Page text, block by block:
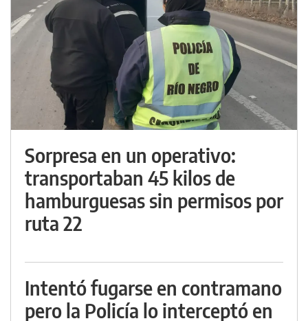
Sorpresa en un operativo:
transportaban 45 kilos de
hamburguesas sin permisos por
ruta 22
Intentó fugarse en contramano
pero la Policía lo interceptó en